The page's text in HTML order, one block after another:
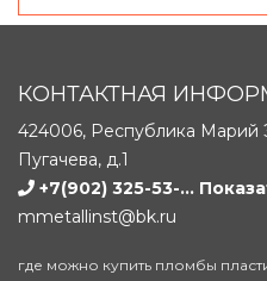
КОНТАКТНАЯ
424006, Республика Марий
Пугачева, д.1
+7(902) 325-53-...
mmetallinst@bk.ru
где можно купить пломбы